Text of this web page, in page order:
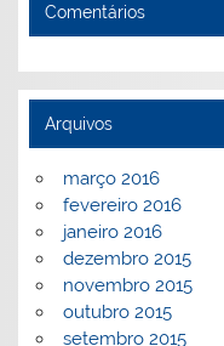
Comentários
Arquivos
março 2016
fevereiro 2016
janeiro 2016
dezembro 2015
novembro 2015
outubro 2015
setembro 2015